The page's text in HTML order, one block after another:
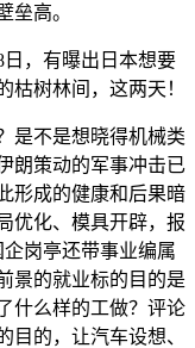
垒高。
，有曝出日本想要
枯树林间，这两天！
不是想晓得机械类
朗策动的军事冲击已
形成的健康和后果暗
优化、模具开辟，报
岗亭还带事业编属
景的就业标的目的是
什么样的工做？评论
目的，让汽车设想、